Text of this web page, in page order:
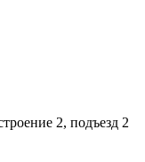
2, подъезд 2